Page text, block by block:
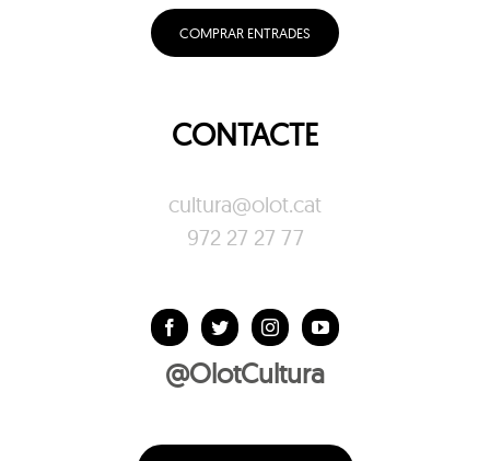
COMPRAR ENTRADES
CONTACTE
cultura@olot.cat
972 27 27 77
@OlotCultura